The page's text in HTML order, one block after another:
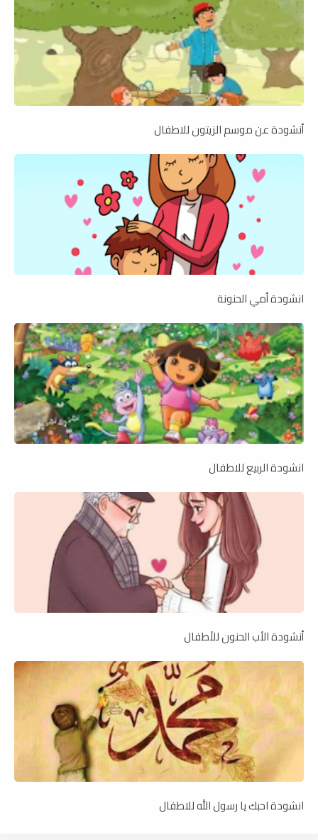
أنشودة عن موسم الزيتون للاطفال
انشودة أمي الحنونة
انشودة الربيع للاطفال
أنشودة الأب الحنون للأطفال
انشودة احبك يا رسول الله للاطفال